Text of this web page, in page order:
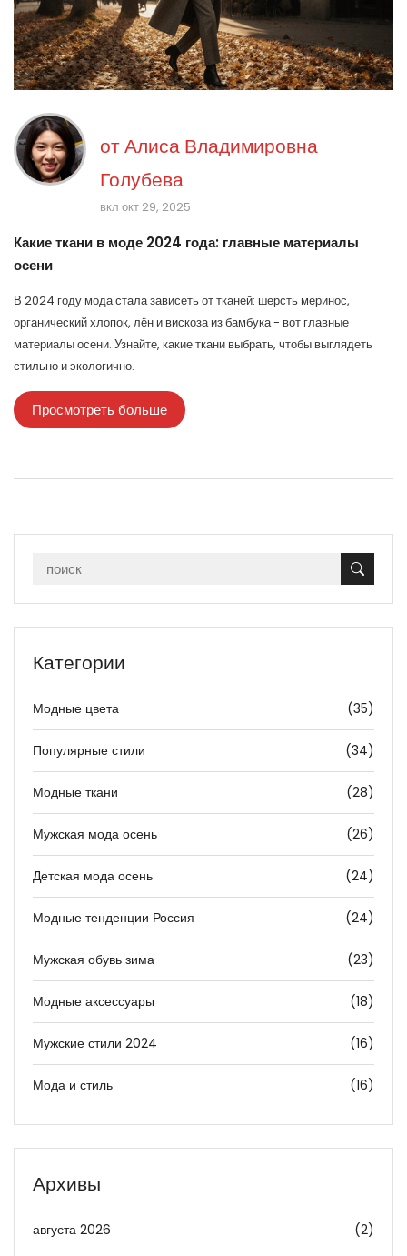
отАлиса Владимировна
Голубева
вкл окт 29, 2025
Какие ткани в моде 2024 года: главные материалы
осени
В 2024 году мода стала зависеть от тканей: шерсть меринос,
органический хлопок, лён и вискоза из бамбука - вот главные
материалы осени. Узнайте, какие ткани выбрать, чтобы выглядеть
стильно и экологично.
Просмотреть больше
Категории
Модные цвета (35)
Популярные стили (34)
Модные ткани (28)
Мужская мода осень (26)
Детская мода осень (24)
Модные тенденции Россия (24)
Мужская обувь зима (23)
Модные аксессуары (18)
Мужские стили 2024 (16)
Мода и стиль (16)
Архивы
августа 2026 (2)